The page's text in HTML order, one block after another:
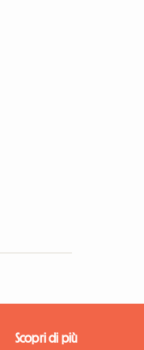
Scopri di più